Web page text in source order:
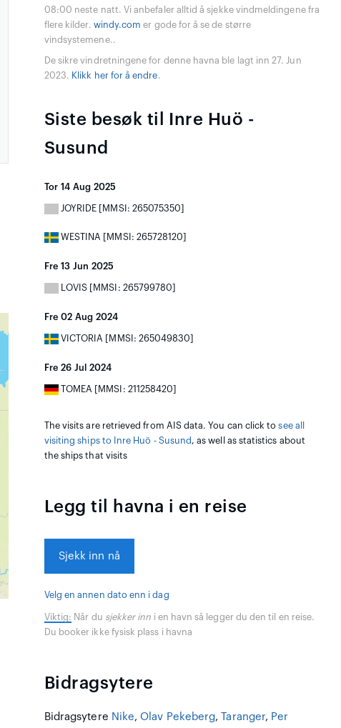
08:00 neste natt. Vi anbefaler alltid å sjekke vindmeldingene fra
flere kilder. windy.com er gode for å se de større
vindsystemene..
De sikre vindretningene for denne havna ble lagt inn 27. Jun
2023. Klikk her for å endre.
Siste besøk til Inre Huö -
Susund
Tor 14 Aug 2025
JOYRIDE [MMSI: 265075350]
WESTINA [MMSI: 265728120]
Fre 13 Jun 2025
LOVIS [MMSI: 265799780]
Fre 02 Aug 2024
VICTORIA [MMSI: 265049830]
Fre 26 Jul 2024
TOMEA [MMSI: 211258420]
The visits are retrieved from AIS data. You can click tosee all
visiting ships to Inre Huö - Susund , as well as statistics about
the ships that visits
Legg til havna i en reise
Sjekk inn nå
Velg en annen dato enn i dag
Viktig: Når du sjekker inn i en havn så legger du den til en reise.
Du booker ikke fysisk plass i havna
Bidragsytere
Bidragsytere Nike,Olav Pekeberg, Taranger, Per